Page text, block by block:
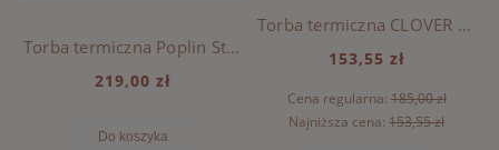
Torba termiczna Poplin Striped, Studio Noos - Raspberry
219,00 zł
Do koszyka
Torba termiczna CLOVER Konges Sloejd - ROSETTE
153,55 zł
Cena regularna:185,00 zł
Najniższa cena: 153,55 zł